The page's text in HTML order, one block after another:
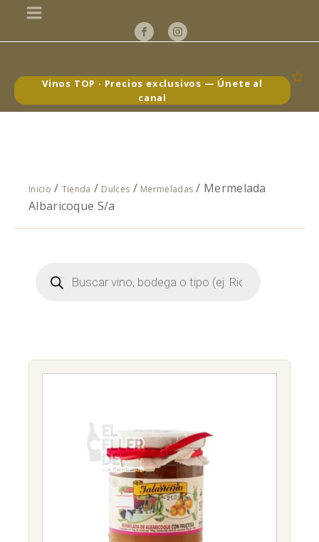
Vinos TOP · Precios exclusivos — Únete al
canal
Inicio / Tienda / Dulces / Mermeladas / Mermelada
Albaricoque S/a
Búsqueda